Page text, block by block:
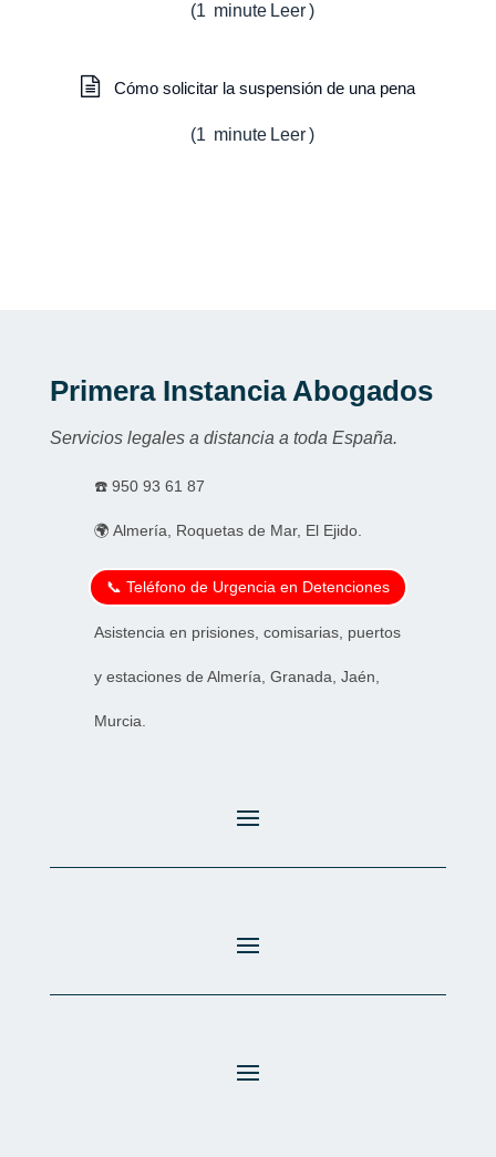
(1 minute Leer )
Cómo solicitar la suspensión de una pena
(1 minute Leer )
Primera Instancia Abogados
Servicios legales a distancia a toda España.
☎️ 950 93 61 87
🌍 Almería, Roquetas de Mar, El Ejido.
📞 Teléfono de Urgencia en Detenciones
Asistencia en prisiones, comisarias, puertos
y estaciones de Almería, Granada, Jaén,
Murcia.